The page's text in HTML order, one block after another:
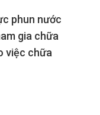
phun nước
gia chữa
việc chữa